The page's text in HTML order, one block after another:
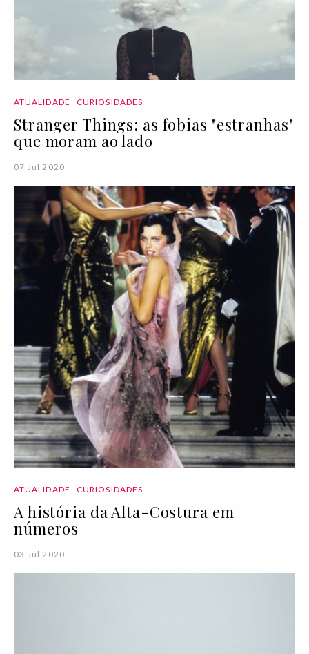
ATUALIDADE CURIOSIDADES
Stranger Things: as fobias "estranhas"
que moram ao lado
07 Jul 2020
ATUALIDADE CURIOSIDADES
A história da Alta-Costura em
números
03 Jul 2020